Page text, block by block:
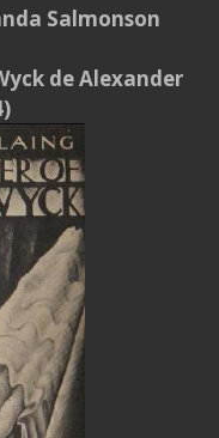
Salmonson
de Alexander